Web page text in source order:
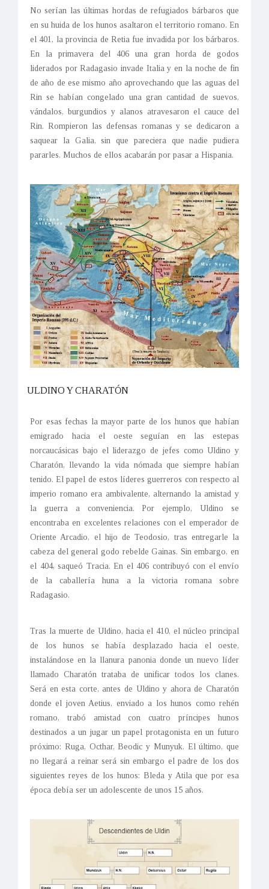
No serían las últimas hordas de refugiados bárbaros que
en su huida de los hunos asaltaron el territorio romano. En
el 401, la provincia de Retia fue invadida por los bárbaros.
En la primavera del 406 una gran horda de godos
liderados por Radagasio invade Italia y en la noche de fin
de año de ese mismo año aprovechando que las aguas del
Rin se habían congelado una gran cantidad de suevos,
vándalos, burgundios y alanos atravesaron el cauce del
Rin. Rompieron las defensas romanas y se dedicaron a
saquear la Galia, sin que pareciera que nadie pudiera
pararles. Muchos de ellos acabarán por pasar a Hispania.
ULDINO Y CHARATÓN
Por esas fechas la mayor parte de los hunos que habían
emigrado hacia el oeste seguían en las estepas
norcaucásicas bajo el liderazgo de jefes como Uldino y
Charatón, llevando la vida nómada que siempre habían
tenido. El papel de estos líderes guerreros con respecto al
imperio romano era ambivalente, alternando la amistad y
la guerra a conveniencia. Por ejemplo, Uldino se
encontraba en excelentes relaciones con el emperador de
Oriente Arcadio, el hijo de Teodosio, tras entregarle la
cabeza del general godo rebelde Gainas. Sin embargo, en
el 404, saqueó Tracia. En el 406 contribuyó con el envío
de la caballería huna a la victoria romana sobre
Radagasio.
Tras la muerte de Uldino, hacia el 410, el núcleo principal
de los hunos se había desplazado hacia el oeste,
instalándose en la llanura panonia donde un nuevo líder
llamado Charatón trataba de unificar todos los clanes.
Será en esta corte, antes de Uldino y ahora de Charatón
donde el joven Aetius, enviado a los hunos como rehén
romano, trabó amistad con cuatro príncipes hunos
destinados a un jugar un papel protagonista en un futuro
próximo: Ruga, Octhar, Beodic y Munyuk. El último, que
no llegará a reinar será sin embargo el padre de los dos
siguientes reyes de los hunos: Bleda y Atila que por esa
época debía ser un adolescente de unos 15 años.